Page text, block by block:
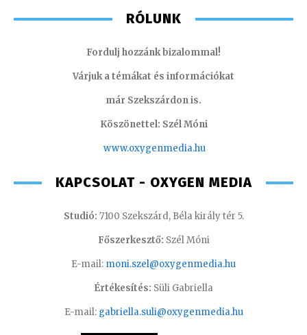
RÓLUNK
Fordulj hozzánk bizalommal!
Várjuk a témákat és információkat
már Szekszárdon is.
Köszönettel: Szél Móni
www.oxygenmedia.hu
KAPCSOLAT - OXYGEN MEDIA
Studió: 7100 Szekszárd, Béla király tér 5.
Főszerkesztő: Szél Móni
E-mail: moni.szel@oxygenmedia.hu
Értékesítés: Süli Gabriella
E-mail: gabriella.suli@oxygenmedia.hu